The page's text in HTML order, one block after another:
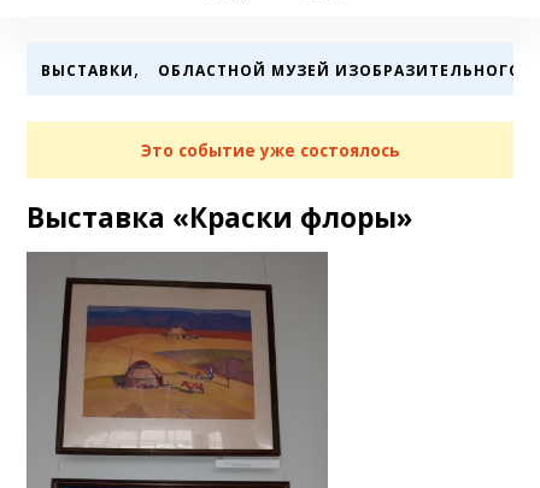
ВЫСТАВКИ, ОБЛАСТНОЙ МУЗЕЙ ИЗОБРАЗИТЕЛЬНОГО
Это событие уже состоялось
Выставка «Краски флоры»